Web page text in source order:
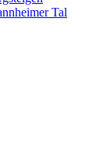
Tal